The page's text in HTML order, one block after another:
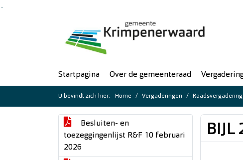
Startpagina Over de gemeenteraad
U bevindt zich hier: Home Vergaderingen
Besluiten- en
toezeggingenlijst R&F 10 februari
2026
BIJL